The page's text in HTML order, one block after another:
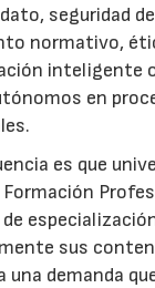
seguridad
normativo,
inteligente
en
es que
sus
una demanda